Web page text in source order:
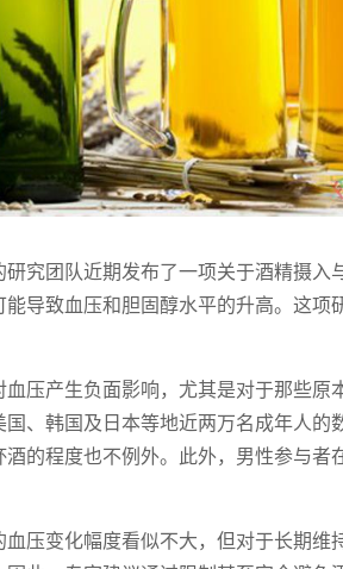
究团队近期发布了一项关于酒精摄入
导致血压和胆固醇水平的升高。这项
压产生负面影响，尤其是对于那些原
、韩国及日本等地近两万名成年人的
的程度也不例外。此外，男性参与者
压变化幅度看似不大，但对于长期维